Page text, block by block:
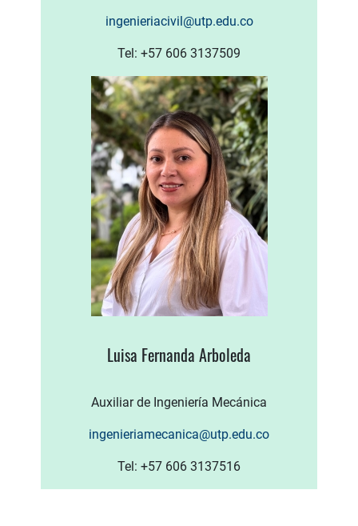
ingenieriacivil@utp.edu.co
Tel: +57 606 3137509
Luisa Fernanda Arboleda
Auxiliar de Ingeniería Mecánica
ingenieriamecanica@utp.edu.co
Tel: +57 606 3137516